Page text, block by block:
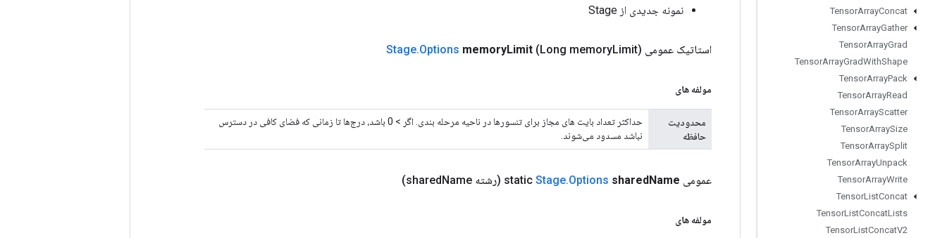
TensorArrayConcat
TensorArrayGather
TensorArrayGrad
TensorArrayGradWithShape
TensorArrayPack
TensorArrayRead
TensorArrayScatter
TensorArraySize
TensorArraySplit
TensorArrayUnpack
TensorArrayWrite
TensorListConcat
TensorListConcatLists
TensorListConcatV2
نمونه جدیدی از Stage
استاتیک عمومی Stage.Options memoryLimit (Long memoryLimit)
مولفه های
محدودیت
حافظه
حداکثر تعداد بایت های مجاز برای تنسورها در ناحیه مرحله بندی. اگر > 0 باشد، درج‌ها تا زمانی که فضای کافی در دسترس
نباشد مسدود می‌شوند.
عمومی static Stage.Options sharedName (رشته shared Name)
مولفه های